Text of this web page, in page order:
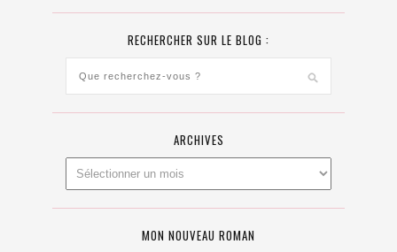
RECHERCHER SUR LE BLOG :
ARCHIVES
MON NOUVEAU ROMAN